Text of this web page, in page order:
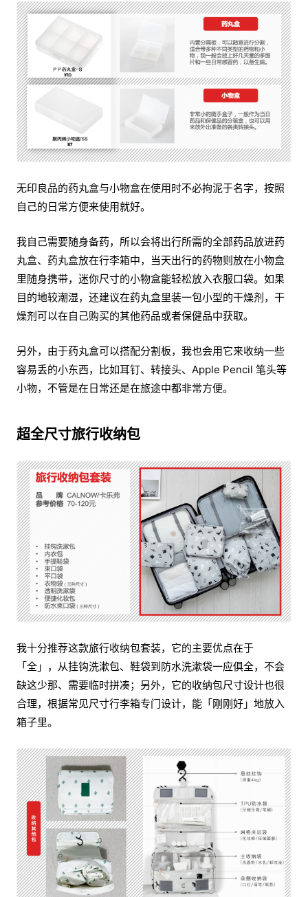
无印良品的药丸盒与小物盒在使用时不必拘泥于名字，按照
自己的日常方便来使用就好。
我自己需要随身备药，所以会将出行所需的全部药品放进药
丸盒、药丸盒放在行李箱中，当天出行的药物则放在小物盒
里随身携带，迷你尺寸的小物盒能轻松放入衣服口袋。如果
目的地较潮湿，还建议在药丸盒里装一包小型的干燥剂，干
燥剂可以在自己购买的其他药品或者保健品中获取。
另外，由于药丸盒可以搭配分割板，我也会用它来收纳一些
容易丢的小东西，比如耳钉、转接头、Apple Pencil 笔头等
小物，不管是在日常还是在旅途中都非常方便。
超全尺寸旅行收纳包
我十分推荐这款旅行收纳包套装，它的主要优点在于
「全」，从挂钩洗漱包、鞋袋到防水洗漱袋一应俱全，不会
缺这少那、需要临时拼凑；另外，它的收纳包尺寸设计也很
合理，根据常见尺寸行李箱专门设计，能「刚刚好」地放入
箱子里。